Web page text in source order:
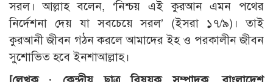
সরল। আল্লাহ বলেন, ‘নিশ্চয় এই কুরআন এমন পথের
নির্দেশনা দেয় যা সবচেয়ে সরল’ (ইসরা ১৭/৯)। তাই
কুরআনী জীবন গঠন করলে আমাদের ইহ ও পরকালীন জীবন
সুশোভিত হবে ইনশাআল্লাহ।